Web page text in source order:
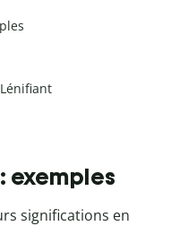
exemples
significations en